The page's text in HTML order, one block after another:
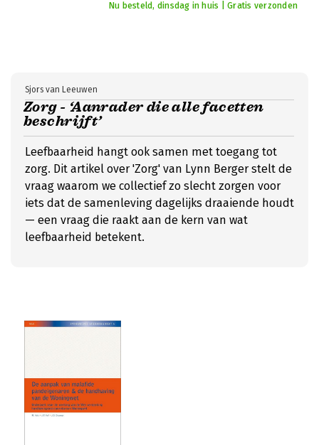
Nu besteld, dinsdag in huis | Gratis verzonden
Zorg - ‘Aanrader die alle facetten
beschrijft’
Sjors van Leeuwen
Leefbaarheid hangt ook samen met toegang tot
zorg. Dit artikel over 'Zorg' van Lynn Berger stelt de
vraag waarom we collectief zo slecht zorgen voor
iets dat de samenleving dagelijks draaiende houdt
— een vraag die raakt aan de kern van wat
leefbaarheid betekent.